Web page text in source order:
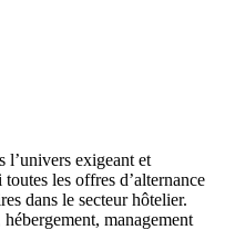
l’univers exigeant et
les offres d’alternance
dans le secteur hôtelier.
management